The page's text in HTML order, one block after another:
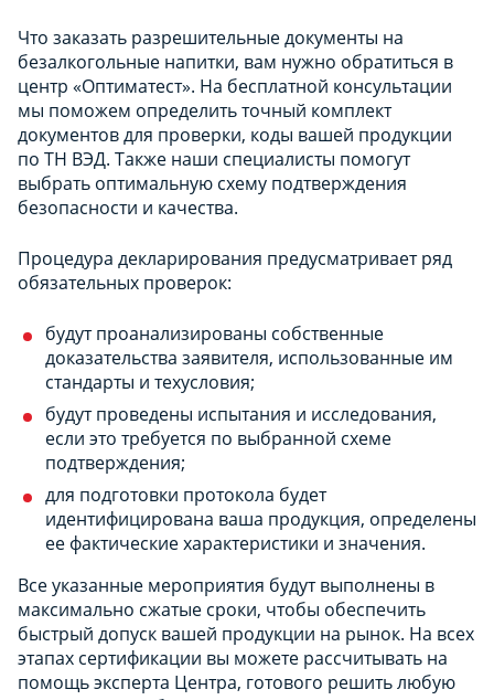
Что заказать разрешительные документы на
безалкогольные напитки, вам нужно обратиться в
центр «Оптиматест». На бесплатной консультации
мы поможем определить точный комплект
документов для проверки, коды вашей продукции
по ТН ВЭД. Также наши специалисты помогут
выбрать оптимальную схему подтверждения
безопасности и качества.
Процедура декларирования предусматривает ряд
обязательных проверок:
будут проанализированы собственные
доказательства заявителя, использованные им
стандарты и техусловия;
будут проведены испытания и исследования,
если это требуется по выбранной схеме
подтверждения;
для подготовки протокола будет
идентифицирована ваша продукция, определены
ее фактические характеристики и значения.
Все указанные мероприятия будут выполнены в
максимально сжатые сроки, чтобы обеспечить
быстрый допуск вашей продукции на рынок. На всех
этапах сертификации вы можете рассчитывать на
помощь эксперта Центра, готового решить любую